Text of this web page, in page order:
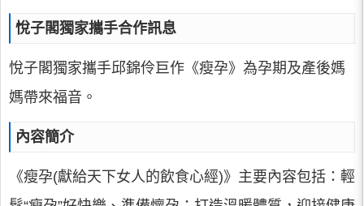
悅子閣獨家攜手合作訊息
悅子閣獨家攜手邱錦伶巨作《瘦孕》為孕期及產後媽
媽帶來福音。
內容簡介
《瘦孕(獻給天下女人的飲食心經)》主要內容包括：輕